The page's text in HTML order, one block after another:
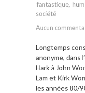
fantastique,
société
Aucun
Longtemps
anonyme, dans
Hark à John
Lam et Kirk
les années 80/